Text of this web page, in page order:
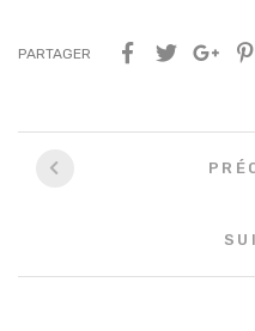
PARTAGER
Navigation
entre
articles